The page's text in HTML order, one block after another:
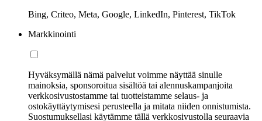
Bing, Criteo, Meta, Google, LinkedIn, Pinterest, TikTok
Markkinointi
Hyväksymällä nämä palvelut voimme näyttää sinulle
mainoksia, sponsoroitua sisältöä tai alennuskampanjoita
verkkosivustostamme tai tuotteistamme selaus- ja
ostokäyttäytymisesi perusteella ja mitata niiden onnistumista.
Suostumuksellasi käytämme tällä verkkosivustolla seuraavia